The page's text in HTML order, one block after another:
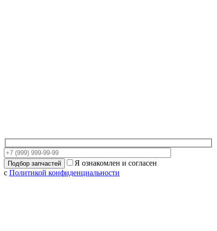
Я ознакомлен и согласен
с Политикой конфиденциальности